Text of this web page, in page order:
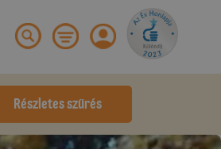
Részletes szűrés